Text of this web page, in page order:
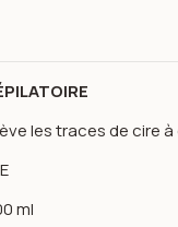
les traces de cire à
ml